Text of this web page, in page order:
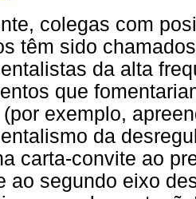
colegas com
têm sido
da alta
que
exemplo,
da
carta-convite ao
ao segundo eixo